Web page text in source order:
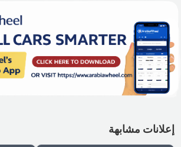
إعلانات مشابهة